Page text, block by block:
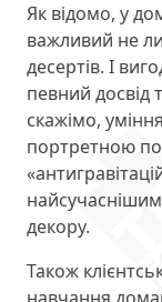
Як відомо, у
важливий не
десертів. І
певний досвід
скажімо,
портретною
декору.
Також